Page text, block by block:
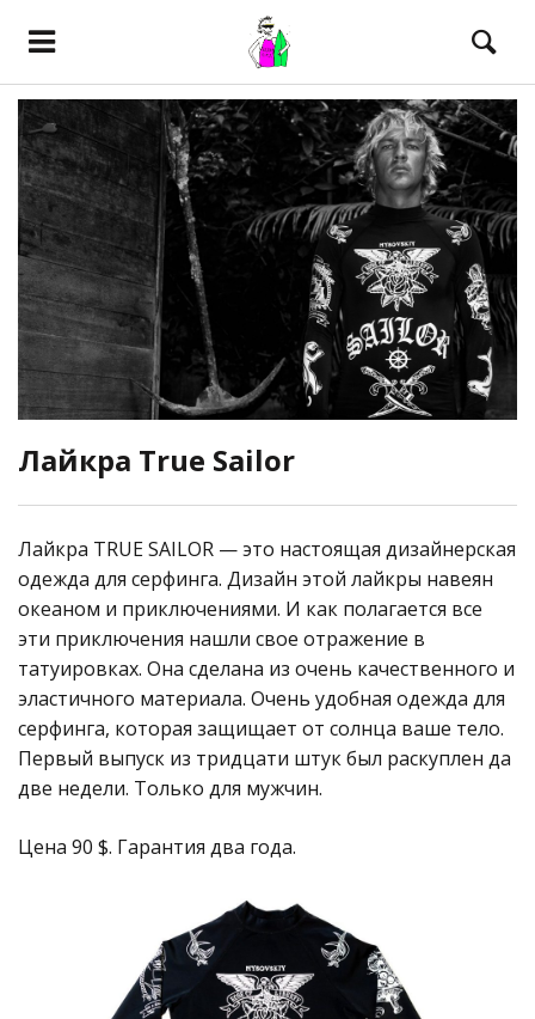
Лайкра True Sailor
Лайкра TRUE SAILOR — это настоящая дизайнерская
одежда для серфинга. Дизайн этой лайкры навеян
океаном и приключениями. И как полагается все
эти приключения нашли свое отражение в
татуировках. Она сделана из очень качественного и
эластичного материала. Очень удобная одежда для
серфинга, которая защищает от солнца ваше тело.
Первый выпуск из тридцати штук был раскуплен да
две недели. Только для мужчин.
Цена 90 $. Гарантия два года.